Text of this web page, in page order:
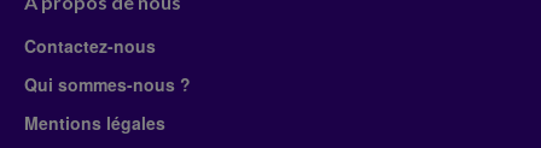
Contactez-nous
Qui sommes-nous ?
Mentions légales